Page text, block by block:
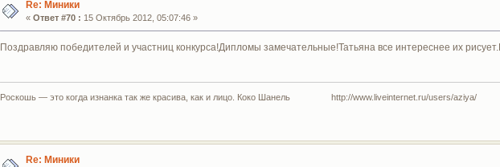
Re: Миники
« Ответ #70 : 15 Октябрь 2012, 05:07:46 »
Поздравляю победителей и участниц конкурса!Дипломы замечательные!Татьяна все интереснее их
Роскошь — это когда изнанка так же красива, как и лицо. Коко Шанель http://www.liveinternet.ru/users/aziya/
Re: Миники